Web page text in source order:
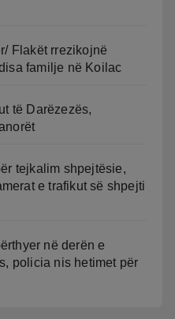
Flakët rrezikojnë
familje në Koilac
të Darëzezës,
tejkalim shpejtësie,
e trafikut së shpejti
në derën e
policia nis hetimet për